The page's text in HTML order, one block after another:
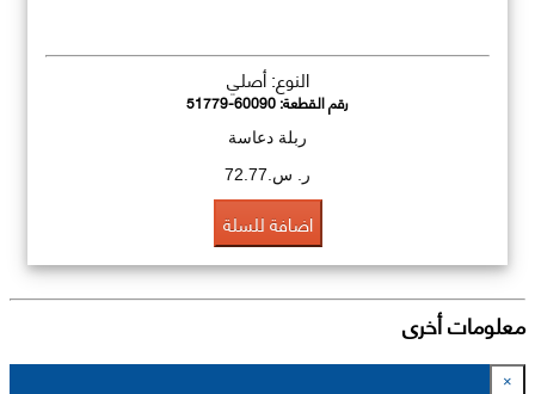
النوع: أصلي
رقم القطعة:51779-60090
ربلة دعاسة
ر. س.72.77
اضافة للسلة
معلومات أخرى
×